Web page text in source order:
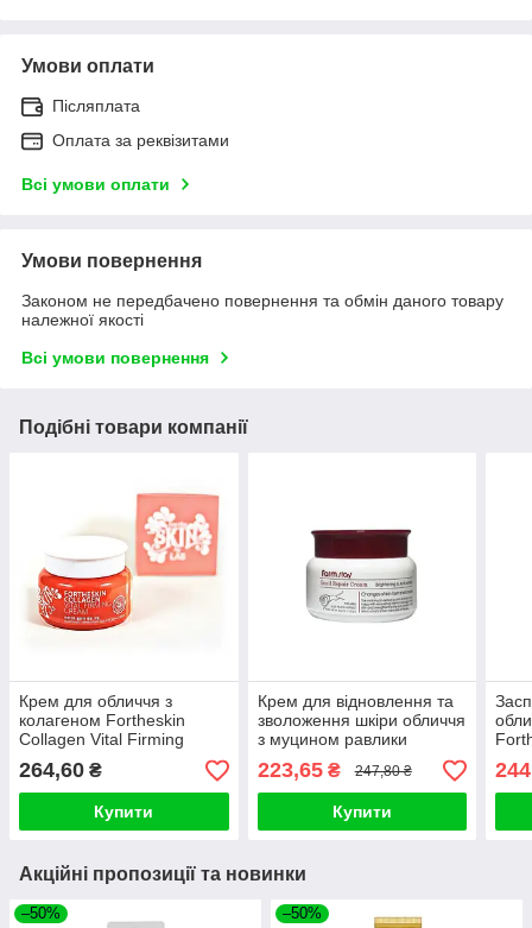
Умови оплати
Післяплата
Оплата за реквізитами
Всі умови оплати
Умови повернення
Законом не передбачено повернення та обмін даного товару
належної якості
Всі умови повернення
Подібні товари компанії
Крем для обличчя з
колагеном Fortheskin
Collagen Vital Firming
Cream 100ml
264,60 ₴
Купити
Крем для відновлення та
зволоження шкіри обличчя
з муцином равлики
FarmStay Snail Repair
Cream 100ml
223,65₴ 247,80 ₴
Купити
Акційні пропозиції та новинки
–50% –50%